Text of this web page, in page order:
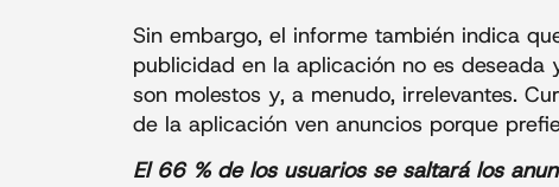
Sin embargo, el informe también indica
publicidad en la aplicación no es
son molestos y, a menudo, irrelevantes.
de la aplicación ven anuncios porque
El 66 % de los usuarios se saltará los